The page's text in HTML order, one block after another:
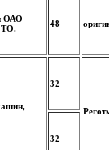
ОАО
ТО.
48
32
32